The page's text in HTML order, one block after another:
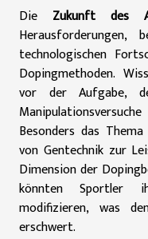
Die Zukunft des
technologischen
Dopingmethoden.
vor der Aufgabe,
Besonders das Thema
von Gentechnik zur
Dimension der
könnten Sportler
modifizieren, was
erschwert.